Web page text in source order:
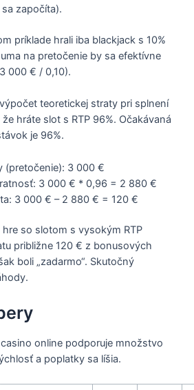
započíta).
príklade hrali iba blackjack s 10%
na pretočenie by sa efektívne
000 € / 0,10).
teoretickej straty pri splnení
hráte slot s RTP 96%. Očakávaná
je 96%.
(pretočenie): 3 000 €
3 000 € * 0,96 = 2 880 €
3 000 € – 2 880 € = 120 €
hre so slotom s vysokým RTP
približne 120 € z bonusových
boli „zadarmo“. Skutočný
online podporuje množstvo
a poplatky sa líšia.